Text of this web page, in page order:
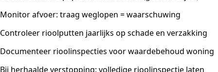
Monitor afvoer: traag weglopen = waarschuwing
Controleer rioolputten jaarlijks op schade en verzakking
Documenteer rioolinspecties voor waardebehoud woning
Bij herhaalde verstopping: volledige rioolinspectie laten